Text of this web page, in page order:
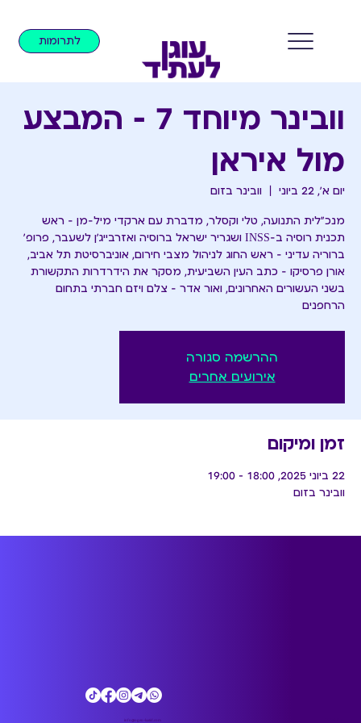
לתרומות
וובינר מיוחד 7 - המבצע
מול איראן
יום א׳, 22 ביוני וובינר בזום
מנכ״לית התנועה, טלי וקסלר, מדברת עם ארקדי מיל-מן - ראש
תכנית רוסיה ב-INSS ושגריר ישראל ברוסיה ואזרבייג׳ן לשעבר, פרופ׳
ברוריה עדיני - ראש החוג לניהול מצבי חירום, אוניברסיטת תל אביב,
אורן פרסיקו - כתב העין השביעית, מסקר את הידרדרות התקשורת
בשני העשורים האחרונים, ואור אדר - צלם ויזם חברתי בתחום
הרחפנים
ההרשמה סגורה
אירועים אחרים
זמן ומיקום
22 ביוני 2025, 18:00 – 19:00
וובינר בזום
info@ogen-laatid.com